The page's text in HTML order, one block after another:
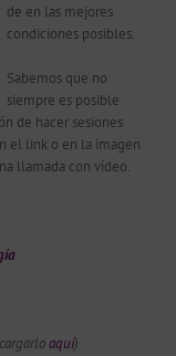
de en las mejores
condiciones posibles.
Sabemos que no
siempre es posible
de hacer sesiones
el link o en la imagen
llamada con vídeo.
aquí)